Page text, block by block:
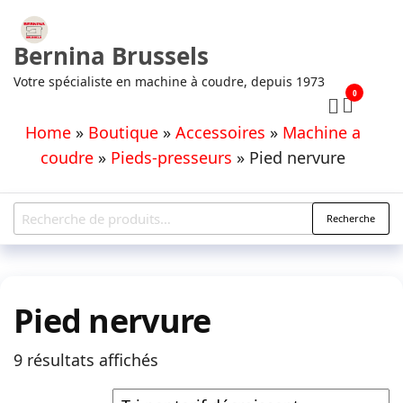
Aller
contenu
Bernina Brussels
Votre spécialiste en machine à coudre, depuis 1973
Home » Boutique » Accessoires » Machine a
coudre » Pieds-presseurs »Pied nervure
0
Recherche
pour :
Recherche
Pied nervure
9 résultats affichés
par